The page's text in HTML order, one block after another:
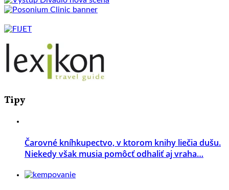
Tipy
Čarovné kníhkupectvo, v ktorom knihy liečia dušu.
Niekedy však musia pomôcť odhaliť aj vraha…